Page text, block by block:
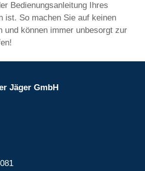
Bedienungsanleitung Ihres
ist. So machen Sie auf keinen
und können immer unbesorgt zur
Jäger GmbH